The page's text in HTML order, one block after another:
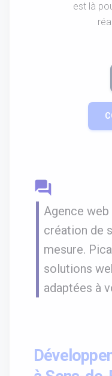
est là
question_answer
Agence
création de
mesure.
solutions
adaptées à